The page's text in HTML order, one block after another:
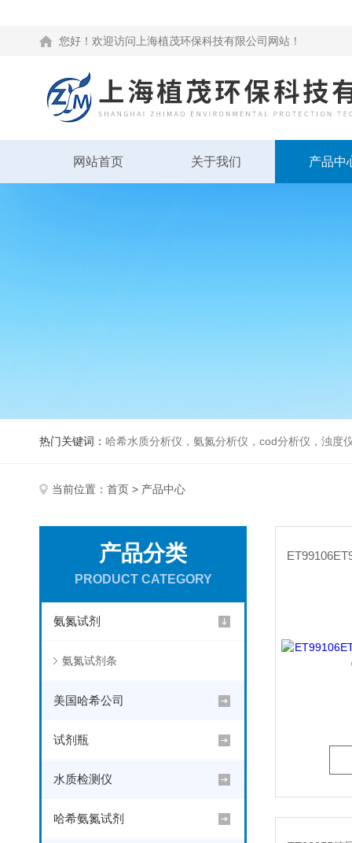
您好！欢迎访问上海植茂环保科技有限公司网站！
网站首页 关于我们 产品中
热门关键词： 哈希水质分析仪，氨氮分析仪，cod分析仪，浊度
当前位置： 首页 > 产品中心
产品分类
PRODUCT CATEGORY
氨氮试剂
氨氮试剂条
美国哈希公司
试剂瓶
水质检测仪
哈希氨氮试剂